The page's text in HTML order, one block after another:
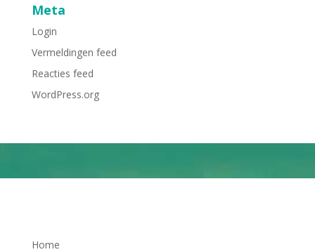
Meta
Login
Vermeldingen feed
Reacties feed
WordPress.org
Home